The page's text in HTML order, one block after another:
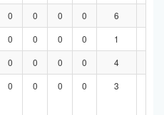
0 0 0 0 6
0 0 0 0 1
0 0 0 0 4
0 0 0 0 3